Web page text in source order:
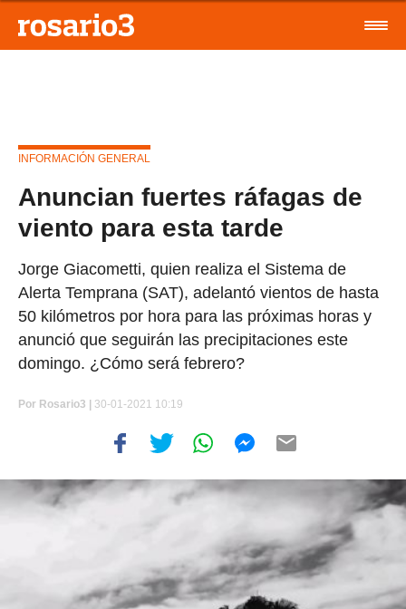
INFORMACIÓN GENERAL
Anuncian fuertes ráfagas de
viento para esta tarde
Jorge Giacometti, quien realiza el Sistema de
Alerta Temprana (SAT), adelantó vientos de hasta
50 kilómetros por hora para las próximas horas y
anunció que seguirán las precipitaciones este
domingo. ¿Cómo será febrero?
Por Rosario3 | 30-01-2021 10:19